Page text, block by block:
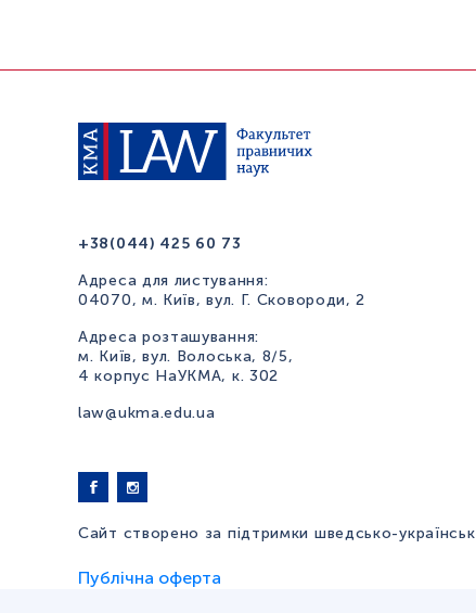
+38(044) 425 60 73
Адреса для листування:
04070, м. Київ, вул. Г. Сковороди, 2
Адреса розташування:
м. Київ, вул. Волоська, 8/5,
4 корпус НаУКМА, к. 302
law@ukma.edu.ua
Сайт створено за підтримки шведсько-
Публічна оферта